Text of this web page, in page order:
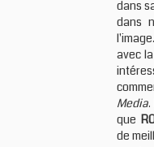
dans
dans
avec
Media.
que
de